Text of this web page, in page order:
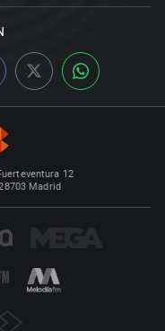
12
Madrid